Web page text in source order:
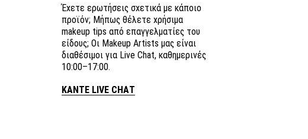
Έχετε ερωτήσεις σχετικά με κάποιο
προϊόν; Μήπως θέλετε χρήσιμα
makeup tips από επαγγελματίες του
είδους; Οι Makeup Artists μας είναι
διαθέσιμοι για Live Chat, καθημερινές
10:00–17:00.
ΚΑΝΤΕ LIVE CHAT